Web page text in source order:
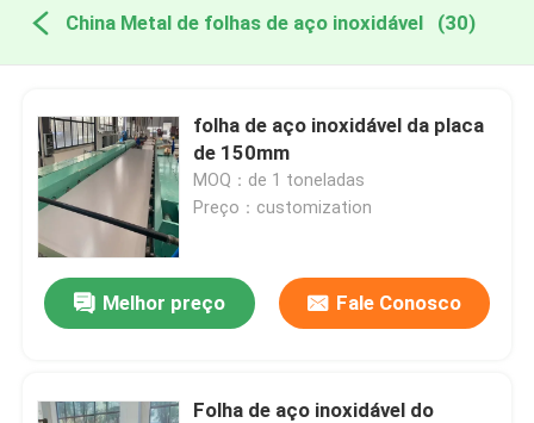
China Metal de folhas de aço inoxidável (30)
folha de aço inoxidável da placa
de 150mm
MOQ：de 1 toneladas
Preço：customization
Melhor preço Fale Conosco
Folha de aço inoxidável do